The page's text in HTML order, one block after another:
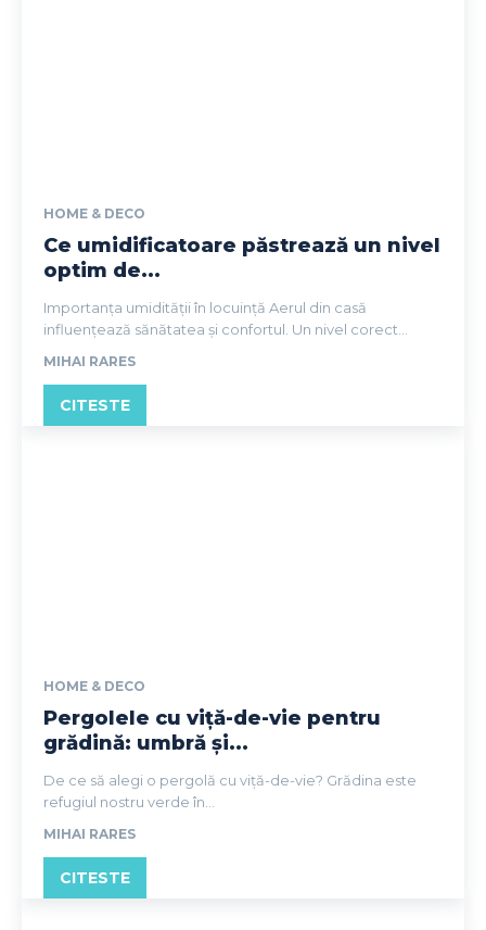
HOME & DECO
Ce umidificatoare păstrează un nivel
optim de...
Importanța umidității în locuință Aerul din casă
influențează sănătatea și confortul. Un nivel corect...
MIHAI RARES
CITESTE
HOME & DECO
Pergolele cu viță-de-vie pentru
grădină: umbră și...
De ce să alegi o pergolă cu viță-de-vie? Grădina este
refugiul nostru verde în...
MIHAI RARES
CITESTE